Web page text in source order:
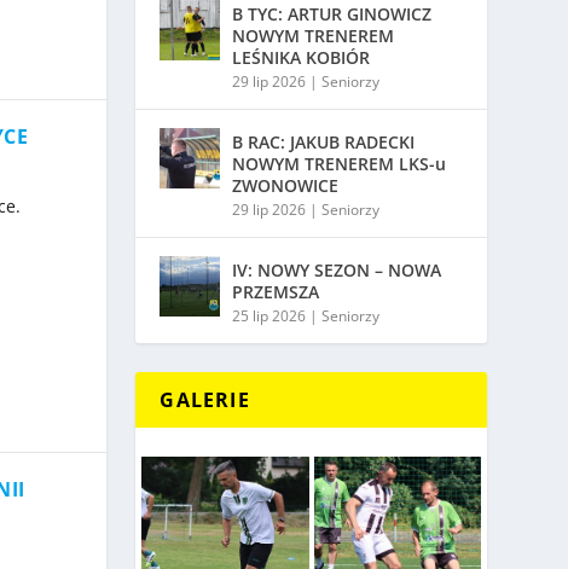
B TYC: ARTUR GINOWICZ
NOWYM TRENEREM
LEŚNIKA KOBIÓR
29 lip 2026 |Seniorzy
B RAC: JAKUB RADECKI
NOWYM TRENEREM LKS-u
ZWONOWICE
29 lip 2026 |Seniorzy
IV: NOWY SEZON – NOWA
PRZEMSZA
25 lip 2026 |Seniorzy
GALERIE